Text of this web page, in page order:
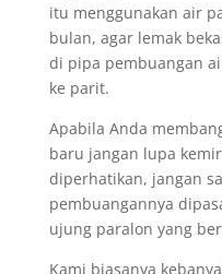
itu menggunakan air
bulan, agar lemak
di pipa pembuangan
ke parit.
Apabila Anda
baru jangan lupa
diperhatikan, jangan
pembuangannya
ujung paralon yang
Kami biasanya